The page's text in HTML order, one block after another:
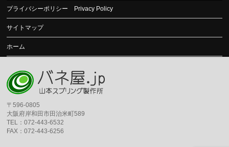
プライバシーポリシー Privacy Policy
サイトマップ
ホーム
〒596-0805
大阪府岸和田市田治米町589
TEL：072-443-6532
FAX：072-443-6256